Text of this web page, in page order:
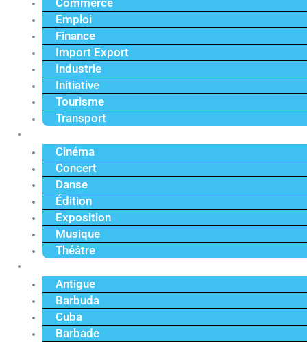
Commerce
Emploi
Finance
Import Export
Industrie
Initiative
Tourisme
Transport
Cinéma
Concert
Danse
Édition
Exposition
Musique
Théâtre
Antigue
Barbuda
Cuba
Barbade